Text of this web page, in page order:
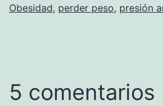
Obesidad, perder peso, presión
5 comentarios